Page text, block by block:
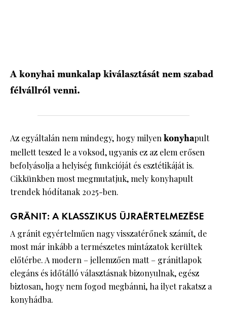
A konyhai munkalap kiválasztását nem szabad
félvállról venni.
Az egyáltalán nem mindegy, hogy milyenkonyhapult
mellett teszed le a voksod, ugyanis ez az elem erősen
befolyásolja a helyiség funkcióját és esztétikáját is.
Cikkünkben most megmutatjuk, mely konyhapult
trendek hódítanak 2025-ben.
GRÁNIT: A KLASSZIKUS ÚJRAÉRTELMEZÉSE
A gránit egyértelműen nagy visszatérőnek számít, de
most már inkább a természetes mintázatok kerültek
előtérbe. A modern – jellemzően matt – gránitlapok
elegáns és időtálló választásnak bizonyulnak, egész
biztosan, hogy nem fogod megbánni, ha ilyet rakatsz a
konyhádba.